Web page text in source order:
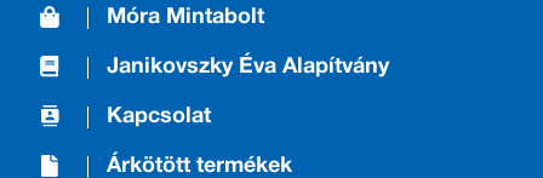
Móra Mintabolt
Janikovszky Éva Alapítvány
Kapcsolat
Árkötött termékek